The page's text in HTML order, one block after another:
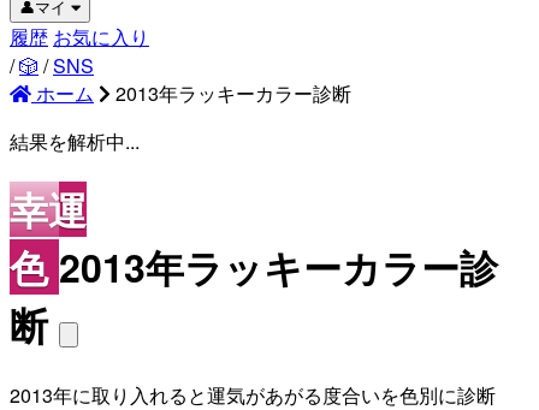
👤マイ
履歴 お気に入り
/🎲 /SNS
ホーム
2013年ラッキーカラー診断
結果を解析中...
幸運
色 2013年ラッキーカラー診
断
2013年に取り入れると運気があがる度合いを色別に診断